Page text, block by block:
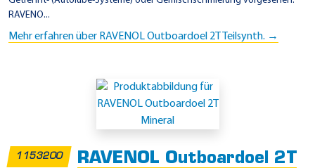
RAVENO...
Mehr erfahren über RAVENOL Outboardoel 2T Teilsynth. →
1153200
RAVENOL Outboardoel 2T